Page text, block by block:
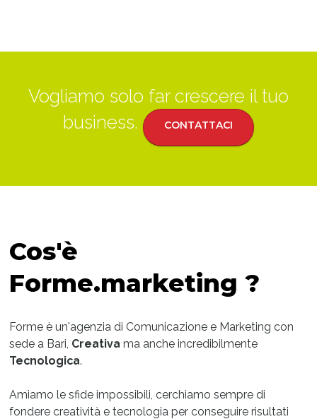
Vogliamo solo far crescere il tuo
business.
CONTATTACI
Cos'è
Forme.marketing ?
Forme è un'agenzia di Comunicazione e Marketing con
sede a Bari, Creativa ma anche incredibilmente
Tecnologica.
Amiamo le sfide impossibili, cerchiamo sempre di
fondere creatività e tecnologia per conseguire risultati